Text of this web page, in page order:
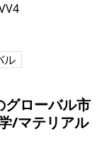
ル
グローバル市
/マテリアル